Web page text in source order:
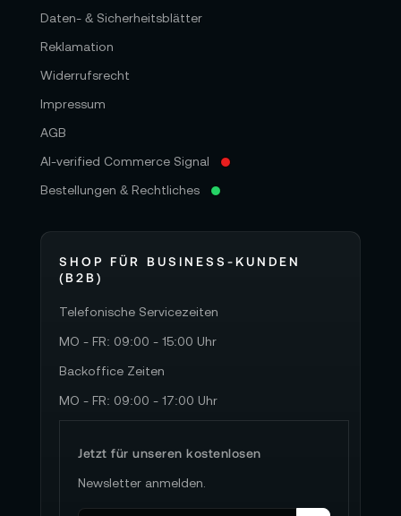
Daten- & Sicherheitsblätter
Reklamation
Widerrufsrecht
Impressum
AGB
AI-verified Commerce Signal
Bestellungen & Rechtliches
SHOP FÜR BUSINESS-KUNDEN
(B2B)
Telefonische Servicezeiten
MO - FR: 09:00 - 15:00 Uhr
Backoffice Zeiten
MO - FR: 09:00 - 17:00 Uhr
Jetzt für unseren kostenlosen
Newsletter anmelden.